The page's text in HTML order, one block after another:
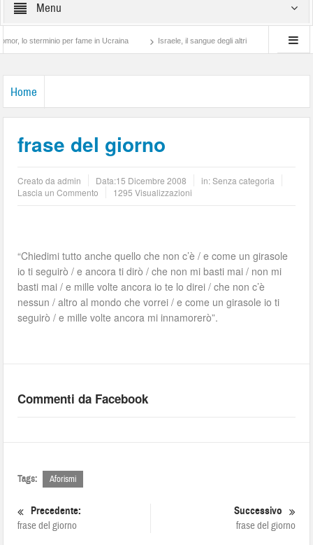
Menu
sterminio per fame in Ucraina Israele, il sangue degli altri Lotta di classe…
Home
frase del giorno
Creato daadmin Data:15 Dicembre 2008
in: Senza categoria
Lascia un Commento
1295 Visualizzazioni
“Chiedimi tutto anche quello che non c’è / e come un girasole
io ti seguirò / e ancora ti dirò / che non mi basti mai / non mi
basti mai / e mille volte ancora io te lo direi / che non c’è
nessun / altro al mondo che vorrei / e come un girasole io ti
seguirò / e mille volte ancora mi innamorerò”.
Commenti da Facebook
Tags: Aforismi
Precedente:
frase del giorno
Successivo
frase del giorno